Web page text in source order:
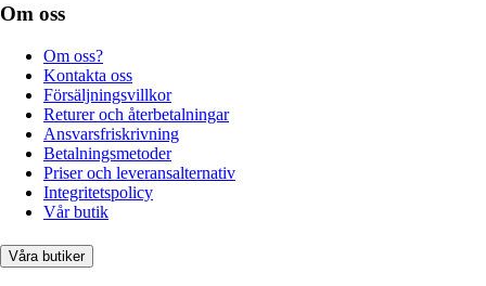
Om oss
Om oss?
Kontakta oss
Försäljningsvillkor
Returer och återbetalningar
Ansvarsfriskrivning
Betalningsmetoder
Priser och leveransalternativ
Integritetspolicy
Vår butik
Våra butiker